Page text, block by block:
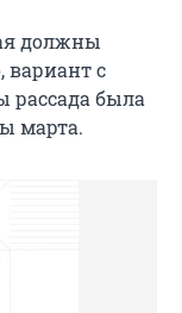
должны
вариант с
рассада была
марта.